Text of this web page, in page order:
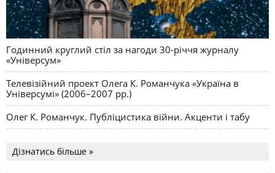
Годинний круглий стіл за нагоди 30-річчя журналу
«Універсум»
Телевізійний проект Олега К. Романчука «Україна в
Універсумі» (2006–2007 рр.)
Олег К. Романчук. Публіцистика війни. Акценти і табу
Дізнатись більше »